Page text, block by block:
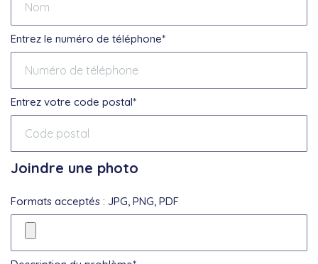
Entrez le numéro de téléphone*
Entrez votre code postal*
Joindre une photo
Formats acceptés : JPG, PNG, PDF